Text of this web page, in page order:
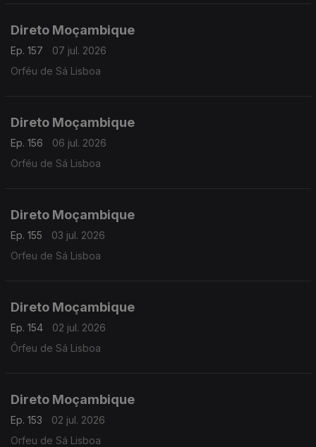
Direto Moçambique
Ep. 157
07 jul. 2026
Orféu de Sá Lisboa
Direto Moçambique
Ep. 156
06 jul. 2026
Orféu de Sá Lisboa
Direto Moçambique
Ep. 155
03 jul. 2026
Orfeu de Sá Lisboa
Direto Moçambique
Ep. 154
02 jul. 2026
Órfeu de Sá Lisboa
Direto Moçambique
Ep. 153
02 jul. 2026
Orfeu de Sá Lisboa